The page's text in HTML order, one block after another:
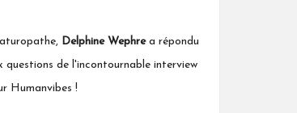
Delphine Wephre a répondu
questions de l'incontournable interview
Humanvibes !